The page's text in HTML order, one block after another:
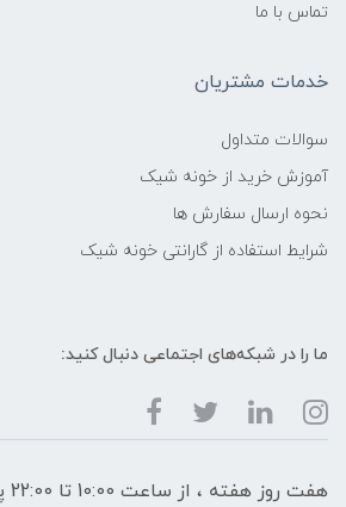
تماس با ما
خدمات مشتریان
سوالات متداول
آموزش خرید از خونه شیک
نحوه ارسال سفارش ها
شرایط استفاده از گارانتی خونه شیک
ما را در شبکه‌های اجتماعی دنبال کنید: